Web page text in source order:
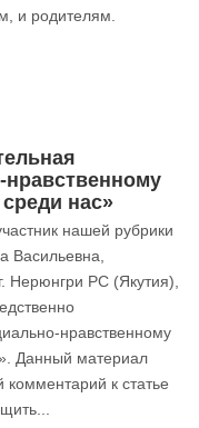
и родителям.
нравственному
нас»
нашей рубрики
Васильевна,
РС (Якутия),
нравственному
Данный материал
к статье